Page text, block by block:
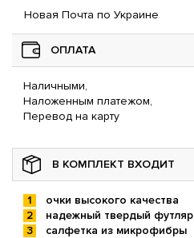
Новая Почта по Украине
ОПЛАТА
Наличными,
Наложенным платежом,
Перевод на карту
В КОМПЛЕКТ ВХОДИТ
очки высокого качества
надежный твердый футляр
салфетка из микрофибры